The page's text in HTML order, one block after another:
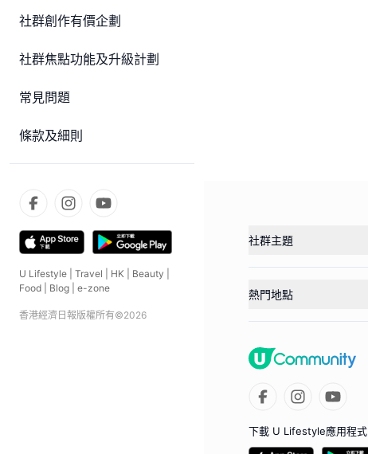
社群創作有價企劃
社群焦點功能及升級計劃
常見問題
條款及細則
U Lifestyle Travel HK Beauty
Food
Blog e-zone
香港經濟日報版權所有©2026
社群主題
熱門地點
下載 U Lifestyle應用程式